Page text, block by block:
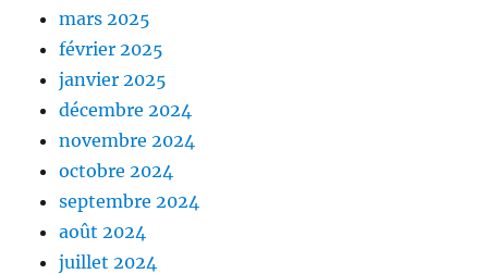
mars 2025
février 2025
janvier 2025
décembre 2024
novembre 2024
octobre 2024
septembre 2024
août 2024
juillet 2024